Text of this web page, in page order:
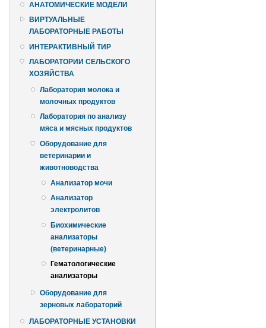
АНАТОМИЧЕСКИЕ МОДЕЛИ
ВИРТУАЛЬНЫЕ
ЛАБОРАТОРНЫЕ РАБОТЫ
ИНТЕРАКТИВНЫЙ ТИР
ЛАБОРАТОРИИ СЕЛЬСКОГО
ХОЗЯЙСТВА
Лаборатория молока и
молочных продуктов
Лаборатория по анализу
мяса и мясных продуктов
Оборудование для
ветеринарии и
животноводства
Анализатор мочи
Анализатор
электролитов
Биохимические
анализаторы
(ветеринарные)
Гематологические
анализаторы
Оборудование для
зерновых лабораторий
ЛАБОРАТОРНЫЕ УСТАНОВКИ